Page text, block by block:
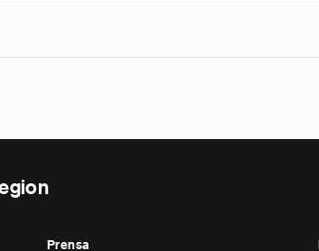
Prensa